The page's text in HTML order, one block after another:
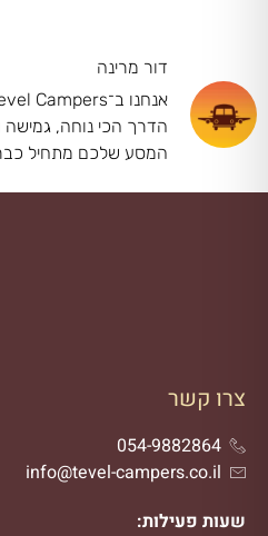
דור מרינה
הדרך הכי נוחה, גמישה
המסע שלכם מתחיל
צרו קשר
054-9882864
info@tevel-campers.co.il
שעות פעילות: